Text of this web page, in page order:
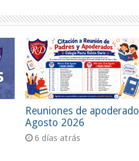
Reuniones de apoderado
Agosto 2026
6 días atrás